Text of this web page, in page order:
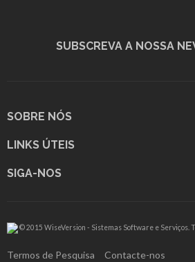
SUBSCREVA A NOSSA
SOBRE NÓS
LINKS ÚTEIS
SIGA-NOS
© 2015 WiseVersion - Sistemas Software e Serviços.
Termos de Pesquisa Contacte-nos